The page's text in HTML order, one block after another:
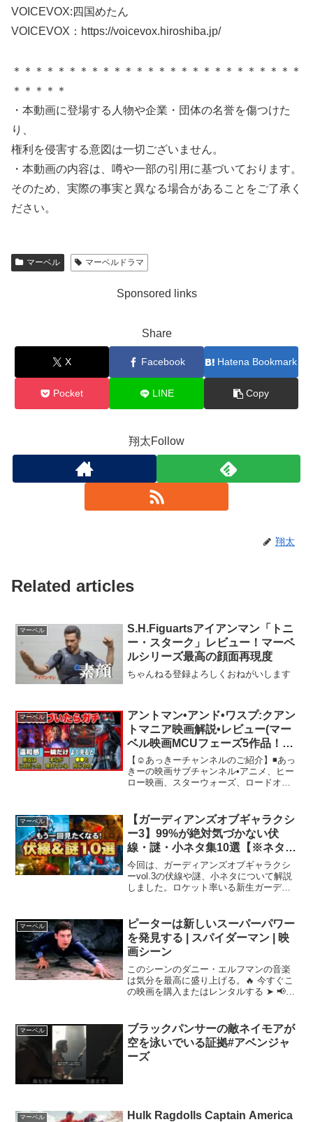
VOICEVOX:四国めたん
VOICEVOX：https://voicevox.hiroshiba.jp/
＊＊＊＊＊＊＊＊＊＊＊＊＊＊＊＊＊＊＊＊＊＊＊＊＊＊
＊＊＊＊＊
・本動画に登場する人物や企業・団体の名誉を傷つけた
り、
権利を侵害する意図は一切ございません。
・本動画の内容は、噂や一部の引用に基づいております。
そのため、実際の事実と異なる場合があることをご了承く
ださい。
マーベル マーベルドラマ
Sponsored links
Share
X Facebook Hatena Bookmark
Pocket LINE Copy
翔太Follow
翔太
Related articles
マーベル
S.H.Figuartsアイアンマン「トニ
ー・スターク」レビュー！マーベ
ルシリーズ最高の顔面再現度
ちゃんねる登録よろしくおねがいします
マーベル
アントマン•アンド•ワスプ:クアン
トマニア映画解説•レビュー(マー
ベル映画MCUフェーズ5作品！ア
ベンジャーズ に繋がる！)
【☺️あっきーチャンネルのご紹介】◾️あっ
きーの映画サブチャンネル•アニメ、ヒー
ロー映画、スターウォーズ、ロードオブ
この動画は『PR投稿』『広告投稿』...
マーベル
【ガーディアンズオブギャラクシ
ー3】99%が絶対気づかない伏
線・謎・小ネタ集10選【※ネタバ
レあり】
今回は、ガーディアンズオブギャラクシ
ーvol.3の伏線や謎、小ネタについて解説
しました。ロケット率いる新生ガーディ
とっても楽しみですね！今回の伏線や小
ネタについて、皆さ...
マーベル
ピーターは新しいスーパーパワー
を発見する | スパイダーマン | 映
画シーン
このシーンのダニー・エルフマンの音楽
は気分を最高に盛り上げる。🔥 今すぐこ
の映画を購入またはレンタルする ➤ 📢
Columbia Pictures ...
マーベル
ブラックパンサーの敵ネイモアが
空を泳いでいる証拠#アベンジャ
ーズ
マーベル
Hulk Ragdolls Captain America